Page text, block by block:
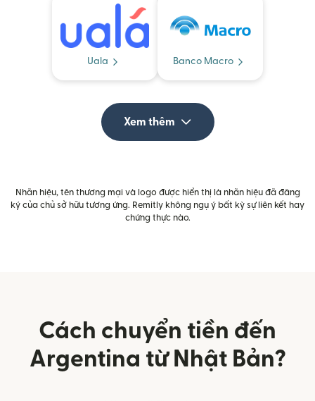
Uala Banco Macro
Xem thêm
Nhãn hiệu, tên thương mại và logo được hiển thị là nhãn hiệu đã đăng
ký của chủ sở hữu tương ứng. Remitly không ngụ ý bất kỳ sự liên kết hay
chứng thực nào.
Cách chuyển tiền đến
Argentina từ Nhật Bản?